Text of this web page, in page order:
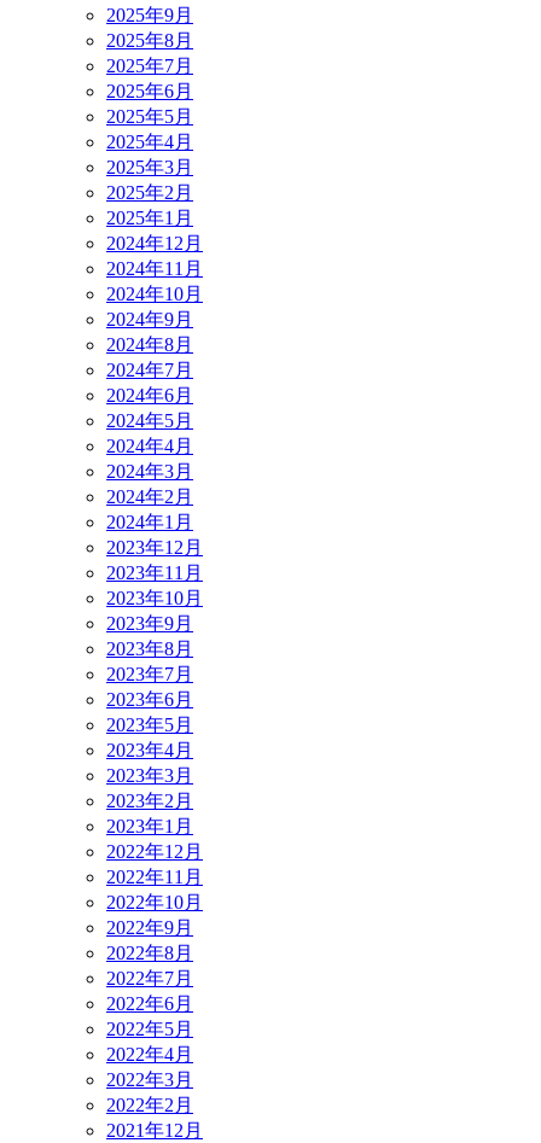
2025年9月
2025年8月
2025年7月
2025年6月
2025年5月
2025年4月
2025年3月
2025年2月
2025年1月
2024年12月
2024年11月
2024年10月
2024年9月
2024年8月
2024年7月
2024年6月
2024年5月
2024年4月
2024年3月
2024年2月
2024年1月
2023年12月
2023年11月
2023年10月
2023年9月
2023年8月
2023年7月
2023年6月
2023年5月
2023年4月
2023年3月
2023年2月
2023年1月
2022年12月
2022年11月
2022年10月
2022年9月
2022年8月
2022年7月
2022年6月
2022年5月
2022年4月
2022年3月
2022年2月
2021年12月